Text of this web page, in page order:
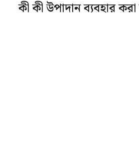
কী কী উপাদান ব্যবহার